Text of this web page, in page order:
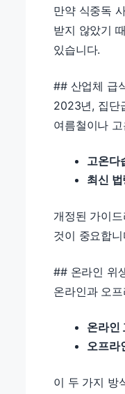
만약 식중독
받지 않았기
있습니다.
## 산업체 급
2023년, 집단
여름철이나
고온다
최신
개정된 가이
것이 중요합니
## 온라인 위
온라인과 오
온라인
오프라
이 두 가지 방